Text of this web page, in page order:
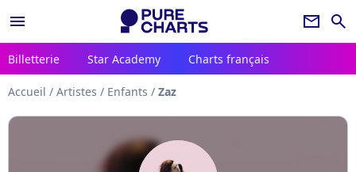
menu newsletter search
Billetterie Star Academy Charts français
Accueil / Artistes / Enfants / Zaz